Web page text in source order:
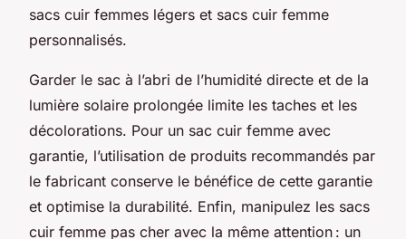
sacs cuir femmes légers et sacs cuir femme
personnalisés.
Garder le sac à l’abri de l’humidité directe et de la
lumière solaire prolongée limite les taches et les
décolorations. Pour un sac cuir femme avec
garantie, l’utilisation de produits recommandés par
le fabricant conserve le bénéfice de cette garantie
et optimise la durabilité. Enfin, manipulez les sacs
cuir femme pas cher avec la même attention : un